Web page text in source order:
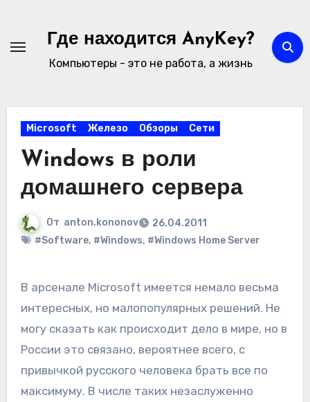
содержимомуГде находится AnyKey?
Компьютеры - это не работа, а жизнь
Microsoft Железо Обзоры Сети
Windows в роли
домашнего сервера
От anton.kononov
26.04.2011
#Software, #Windows, #Windows Home Server
В арсенале Microsoft имеется немало весьма
интересных, но малопопулярных решений. Не
могу сказать как происходит дело в мире, но в
России это связано, вероятнее всего, с
привычкой русского человека брать все по
максимуму. В числе таких незаслуженно